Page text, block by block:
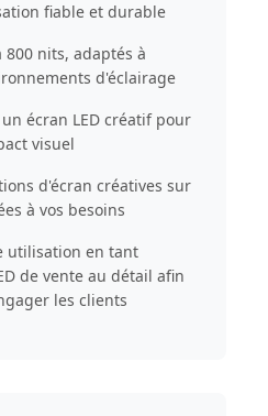
fiable et durable
800 nits, adaptés à
d'éclairage
écran LED créatif pour
visuel
d'écran créatives sur
à vos besoins
utilisation en tant
de vente au détail afin
les clients